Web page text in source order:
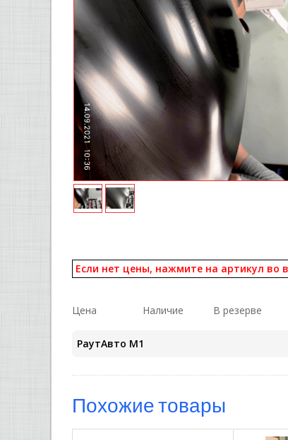
Если нет цены, нажмите на артикул во
Цена Наличие В резерве
РаутАвто M1
Похожие товары